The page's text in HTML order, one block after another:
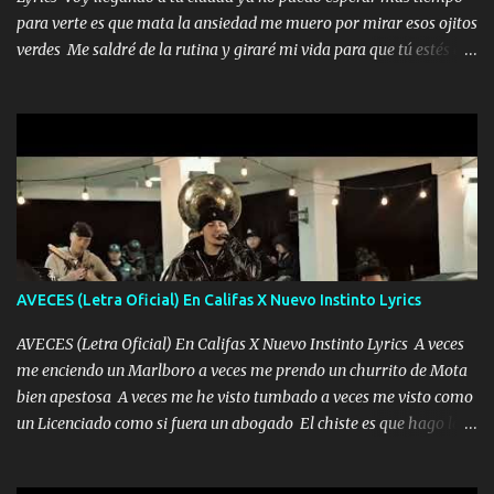
para verte es que mata la ansiedad me muero por mirar esos ojitos
verdes Me saldré de la rutina y giraré mi vida para que tú estés en
solo yo tendre el candado 🔒 del amor ❤️ Música Mil y un besos
para dar ya estando en tu ciudad no habrá quien lo detenga si las
copas van de más vayamos a un lugar y cerremos las puertas
Entre alcohol y besos se va incrementado el Fuego en esa
habitación ya no mires más el reloj Única por donde vas me curas
tú mi mal moviendo tu silueta no hay otra que te sea igual te ves
tan especial por eso es que me tientas Aquí estoy no dejaré que se
te acerque nadie porque solo yo tendre el candado 🔒 del a...
AVECES (Letra Oficial) En Califas X Nuevo Instinto Lyrics
AVECES (Letra Oficial) En Califas X Nuevo Instinto Lyrics A veces
me enciendo un Marlboro a veces me prendo un churrito de Mota
bien apestosa A veces me he visto tumbado a veces me visto como
un Licenciado como si fuera un abogado El chiste es que hago lo